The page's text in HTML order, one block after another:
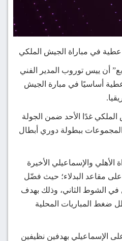
في مباراة الجيش الملكي
أن ييس توروب المدير الفني
أساسيًا في مبارة الجيش
الملكي غدًا الأحد ضمن الجولة
ببطولة دوري أبطال
والإسماعيلي الأخيرة
مقاعد البدلاء؛ حيث فضّل
في الشوط الثاني، وذلك بهدف
ضغط المباريات المحلية
الإسماعيلي بهدفين نظيفين